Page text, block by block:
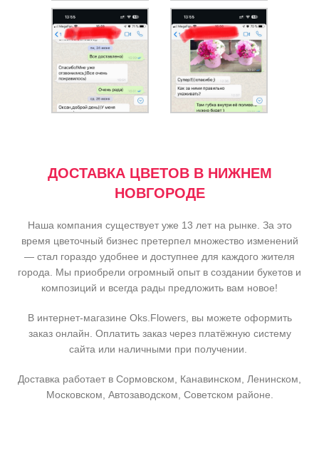
ДОСТАВКА ЦВЕТОВ В НИЖНЕМ
НОВГОРОДЕ
Наша компания существует уже 13 лет на рынке. За это
время цветочный бизнес претерпел множество изменений
— стал гораздо удобнее и доступнее для каждого жителя
города. Мы приобрели огромный опыт в создании букетов и
композиций и всегда рады предложить вам новое!
В интернет-магазине Oks.Flowers, вы можете оформить
заказ онлайн. Оплатить заказ через платёжную систему
сайта или наличными при получении.
Доставка работает в Сормовском, Канавинском, Ленинском,
Московском, Автозаводском, Советском районе.